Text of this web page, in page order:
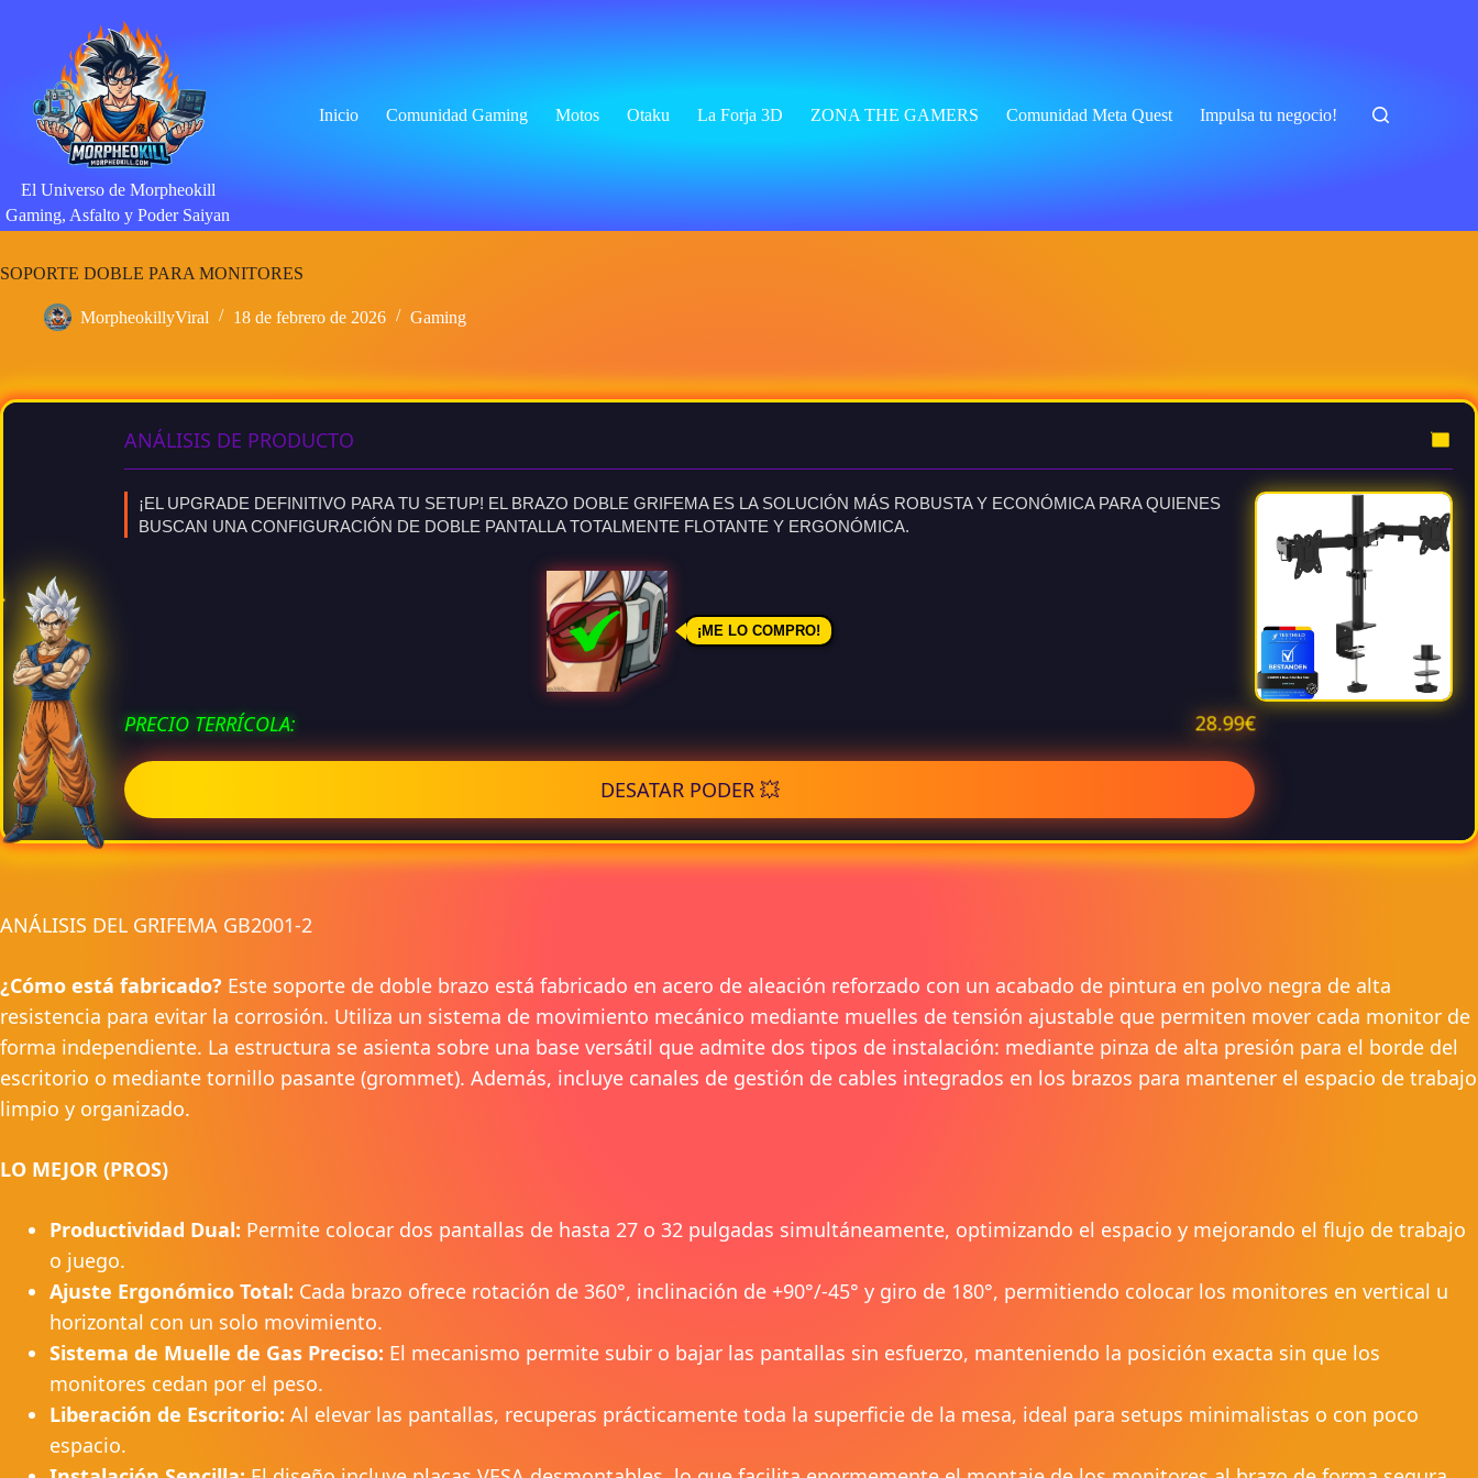
El Universo de Morpheokill
Gaming, Asfalto y Poder Saiyan
Inicio Comunidad Gaming Motos Otaku La Forja 3D ZONA THE GAMERS Comunidad Meta Quest Impulsa tu negocio!
SOPORTE DOBLE PARA MONITORES
MorpheokillyViral 18 de febrero de 2026 Gaming
ANÁLISIS DE PRODUCTO
¡EL UPGRADE DEFINITIVO PARA TU SETUP! EL BRAZO DOBLE GRIFEMA ES LA SOLUCIÓN MÁS ROBUSTA Y ECONÓMICA PARA QUIENES
BUSCAN UNA CONFIGURACIÓN DE DOBLE PANTALLA TOTALMENTE FLOTANTE Y ERGONÓMICA.
¡ME LO COMPRO!
PRECIO TERRÍCOLA: 28.99€
DESATAR PODER 💥
ANÁLISIS DEL GRIFEMA GB2001-2
¿Cómo está fabricado? Este soporte de doble brazo está fabricado en acero de aleación reforzado con un acabado de pintura en polvo negra de alta
resistencia para evitar la corrosión. Utiliza un sistema de movimiento mecánico mediante muelles de tensión ajustable que permiten mover cada monitor de
forma independiente. La estructura se asienta sobre una base versátil que admite dos tipos de instalación: mediante pinza de alta presión para el borde del
escritorio o mediante tornillo pasante (grommet). Además, incluye canales de gestión de cables integrados en los brazos para mantener el espacio de trabajo
limpio y organizado.
LO MEJOR (PROS)
Productividad Dual: Permite colocar dos pantallas de hasta 27 o 32 pulgadas simultáneamente, optimizando el espacio y mejorando el flujo de trabajo
o juego.
Ajuste Ergonómico Total: Cada brazo ofrece rotación de 360°, inclinación de +90°/-45° y giro de 180°, permitiendo colocar los monitores en vertical u
horizontal con un solo movimiento.
Sistema de Muelle de Gas Preciso: El mecanismo permite subir o bajar las pantallas sin esfuerzo, manteniendo la posición exacta sin que los
monitores cedan por el peso.
Liberación de Escritorio: Al elevar las pantallas, recuperas prácticamente toda la superficie de la mesa, ideal para setups minimalistas o con poco
espacio.